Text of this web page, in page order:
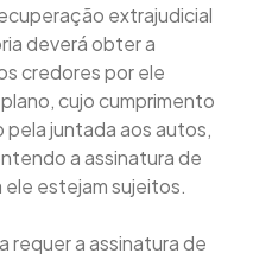
extrajudicial
deverá obter a
credores por ele
cujo cumprimento
juntada aos autos,
a assinatura de
estejam sujeitos.
requer a assinatura de